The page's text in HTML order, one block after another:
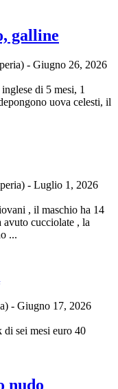
galline
- Giugno 26, 2026
di 5 mesi, 1
uova celesti, il
- Luglio 1, 2026
, il maschio ha 14
avuto cucciolate , la
...
- Giugno 17, 2026
sei mesi euro 40
nudo